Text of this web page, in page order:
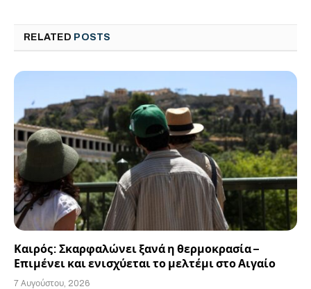
RELATED POSTS
Καιρός: Σκαρφαλώνει ξανά η θερμοκρασία –
Επιμένει και ενισχύεται το μελτέμι στο Αιγαίο
7 Αυγούστου, 2026